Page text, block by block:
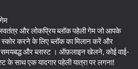
Block Master - Super Puzzle!
Crossy Road
56 74
और लोकप्रिय ब्लॉक पहेली गेम जो आपके
स्कोर करने के लिए ब्लॉक का मिलान करें और